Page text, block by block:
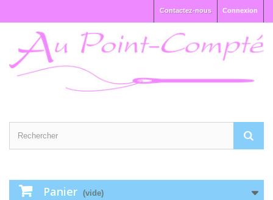
Connexion
Contactez-nous
Panier (vide)